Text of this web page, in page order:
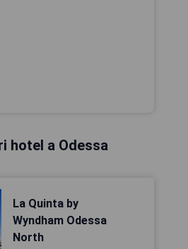
hotel a Odessa
La Quinta by
Wyndham Odessa
North